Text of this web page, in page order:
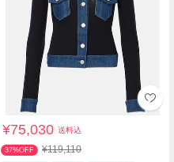
¥75,030送料込
37%OFF ¥119,110